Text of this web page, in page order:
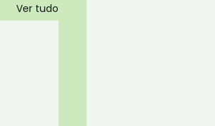
Ver tudo